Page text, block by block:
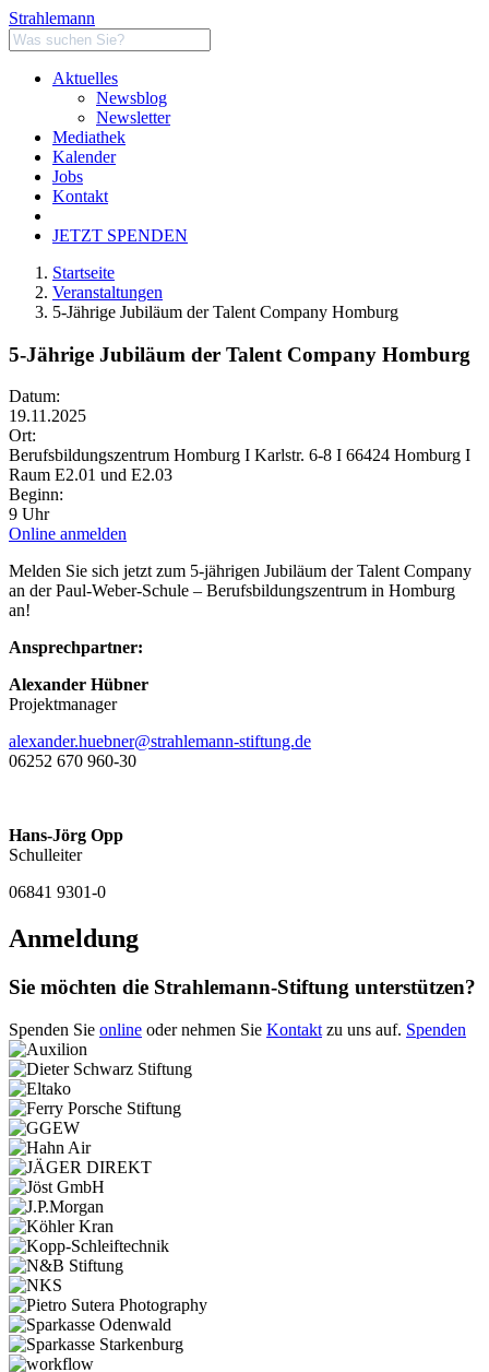
Strahlemann
Aktuelles
Newsblog
Newsletter
Mediathek
Kalender
Jobs
Kontakt
JETZT SPENDEN
Startseite
Veranstaltungen
5-Jährige Jubiläum der Talent Company Homburg
5-Jährige Jubiläum der Talent Company Homburg
Datum:
19.11.2025
Ort:
Berufsbildungszentrum Homburg I Karlstr. 6-8 I 66424 Homburg I
Raum E2.01 und E2.03
Beginn:
9 Uhr
Online anmelden
Melden Sie sich jetzt zum 5-jährigen Jubiläum der Talent Company
an der Paul-Weber-Schule – Berufsbildungszentrum in Homburg
an!
Ansprechpartner:
Alexander Hübner
Projektmanager
alexander.huebner@strahlemann-stiftung.de
06252 670 960-30
Hans-Jörg Opp
Schulleiter
06841 9301-0
Anmeldung
Sie möchten die Strahlemann-Stiftung unterstützen?
Spenden Sie online oder nehmen Sie Kontakt zu uns auf. Spenden